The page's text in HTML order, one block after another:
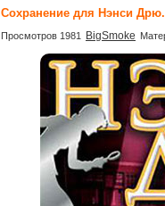
Сохранение для Нэнси
Просмотров 1981 BigSmoke